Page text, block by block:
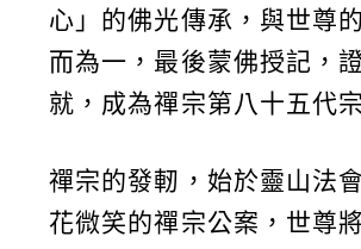
心」的佛光傳承，與世尊
而為一，最後蒙佛授記，
就，成為禪宗第八十五代
禪宗的發軔，始於靈山法
花微笑的禪宗公案，世尊